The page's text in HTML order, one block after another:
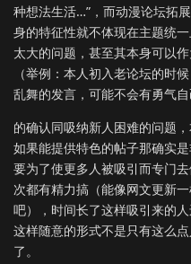
种想法生活…”，而动漫论坛拓
身的特征性就不体现在主题统
太大的问题，甚至其本身可以作
（举例：本人初入老论坛的时
乱舞的发言，可能不会有勇气自
的确认同吸纳新人困难的问题
如果能提供特色的帖子那确实
要为了使更多人被吸引而专门
次都有精力搞（能像网文更新
吧），时间长了这样吸引来的
这样随意的形式不是只有这么
了。